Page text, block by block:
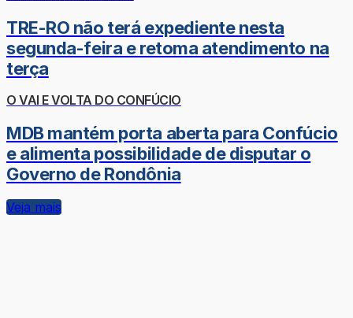
TRE-RO não terá expediente nesta
segunda-feira e retoma atendimento na
terça
O VAI E VOLTA DO CONFÚCIO
MDB mantém porta aberta para Confúcio
e alimenta possibilidade de disputar o
Governo de Rondônia
Veja mais